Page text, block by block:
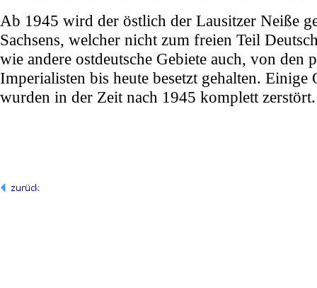
Ab 1945 wird der östlich der Lausitzer Neiße
Sachsens, welcher nicht zum freien Teil
wie andere ostdeutsche Gebiete auch, von den
Imperialisten bis heute besetzt gehalten. Einige
wurden in der Zeit nach 1945 komplett zerstört.